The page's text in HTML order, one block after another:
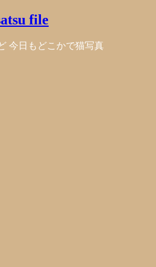
file
今日もどこかで猫写真